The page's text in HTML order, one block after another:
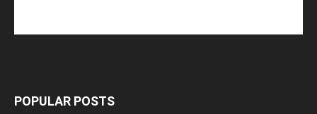
POPULAR POSTS